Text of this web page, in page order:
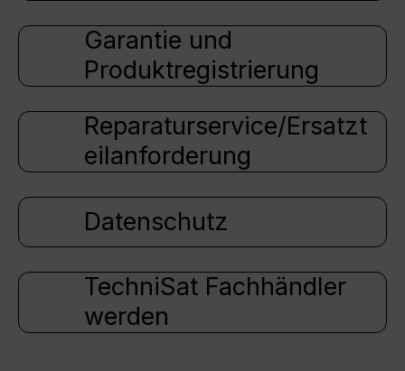
Garantie und
Produktregistrierung
Reparaturservice/Ersatzt
eilanforderung
Datenschutz
TechniSat Fachhändler
werden